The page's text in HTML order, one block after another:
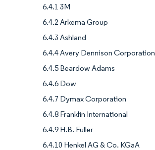
6.4.1 3M
6.4.2 Arkema Group
6.4.3 Ashland
6.4.4 Avery Dennison Corporation
6.4.5 Beardow Adams
6.4.6 Dow
6.4.7 Dymax Corporation
6.4.8 Franklin International
6.4.9 H.B. Fuller
6.4.10 Henkel AG & Co. KGaA